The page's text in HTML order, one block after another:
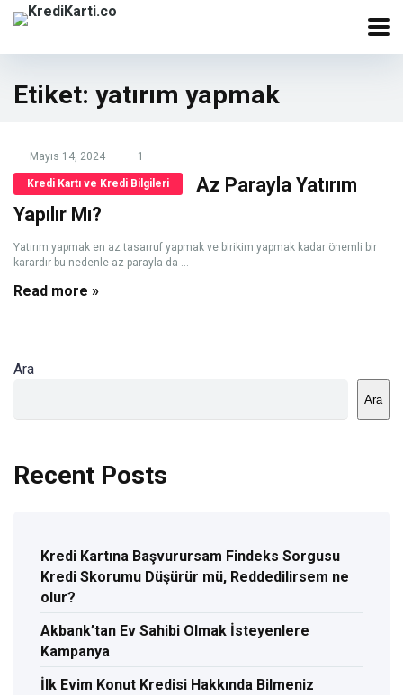
Etiket: yatırım yapmak
Mayıs 14, 2024 1
Kredi Kartı ve Kredi Bilgileri
Az Parayla Yatırım
Yapılır Mı?
Yatırım yapmak en az tasarruf yapmak ve birikim yapmak kadar önemli bir
karardır bu nedenle az parayla da ...
Read more »
Ara
Ara
Recent Posts
Kredi Kartına Başvurursam Findeks Sorgusu
Kredi Skorumu Düşürür mü, Reddedilirsem ne
olur?
Akbank’tan Ev Sahibi Olmak İsteyenlere
Kampanya
İlk Evim Konut Kredisi Hakkında Bilmeniz